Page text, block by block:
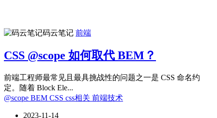
码云笔记 前端
CSS @scope 如何取代 BEM？
前端工程师最常见且最具挑战性的问题之一是 CSS 命名约
定。随着 Block Ele...
@scope BEM CSS css相关 前端技术
2023-11-14